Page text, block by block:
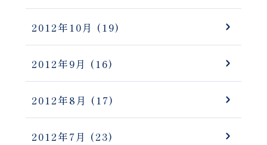
2012年10月 (19)
2012年9月 (16)
2012年8月 (17)
2012年7月 (23)